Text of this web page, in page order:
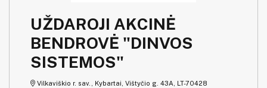
UŽDAROJI AKCINĖ
BENDROVĖ "DINVOS
SISTEMOS"
Vilkaviškio r. sav., Kybartai, Vištyčio g. 43A, LT-70428